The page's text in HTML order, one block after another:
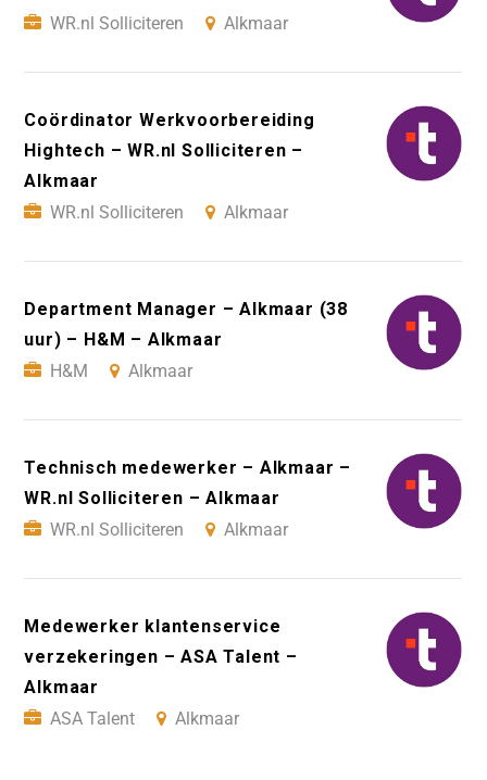
WR.nl Solliciteren
Alkmaar
Coördinator Werkvoorbereiding
Hightech – WR.nl Solliciteren –
Alkmaar
WR.nl Solliciteren
Alkmaar
Department Manager – Alkmaar (38
uur) – H&M – Alkmaar
H&M
Alkmaar
Technisch medewerker – Alkmaar –
WR.nl Solliciteren – Alkmaar
WR.nl Solliciteren
Alkmaar
Medewerker klantenservice
verzekeringen – ASA Talent –
Alkmaar
ASA Talent
Alkmaar